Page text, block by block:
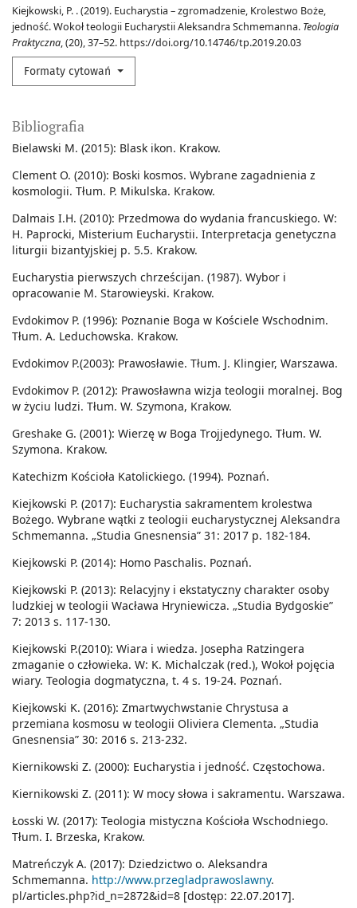
Kiejkowski, P. . (2019). Eucharystia – zgromadzenie, Krolestwo Boże,
jedność. Wokoł teologii Eucharystii Aleksandra Schmemanna. Teologia
Praktyczna, (20), 37–52. https://doi.org/10.14746/tp.2019.20.03
Formaty cytowań
Bibliografia
Bielawski M. (2015): Blask ikon. Krakow.
Clement O. (2010): Boski kosmos. Wybrane zagadnienia z
kosmologii. Tłum. P. Mikulska. Krakow.
Dalmais I.H. (2010): Przedmowa do wydania francuskiego. W:
H. Paprocki, Misterium Eucharystii. Interpretacja genetyczna
liturgii bizantyjskiej p. 5.5. Krakow.
Eucharystia pierwszych chrześcijan. (1987). Wybor i
opracowanie M. Starowieyski. Krakow.
Evdokimov P. (1996): Poznanie Boga w Kościele Wschodnim.
Tłum. A. Leduchowska. Krakow.
Evdokimov P.(2003): Prawosławie. Tłum. J. Klingier, Warszawa.
Evdokimov P. (2012): Prawosławna wizja teologii moralnej. Bog
w życiu ludzi. Tłum. W. Szymona, Krakow.
Greshake G. (2001): Wierzę w Boga Trojjedynego. Tłum. W.
Szymona. Krakow.
Katechizm Kościoła Katolickiego. (1994). Poznań.
Kiejkowski P. (2017): Eucharystia sakramentem krolestwa
Bożego. Wybrane wątki z teologii eucharystycznej Aleksandra
Schmemanna. „Studia Gnesnensia” 31: 2017 p. 182-184.
Kiejkowski P. (2014): Homo Paschalis. Poznań.
Kiejkowski P. (2013): Relacyjny i ekstatyczny charakter osoby
ludzkiej w teologii Wacława Hryniewicza. „Studia Bydgoskie”
7: 2013 s. 117-130.
Kiejkowski P.(2010): Wiara i wiedza. Josepha Ratzingera
zmaganie o człowieka. W: K. Michalczak (red.), Wokoł pojęcia
wiary. Teologia dogmatyczna, t. 4 s. 19-24. Poznań.
Kiejkowski K. (2016): Zmartwychwstanie Chrystusa a
przemiana kosmosu w teologii Oliviera Clementa. „Studia
Gnesnensia” 30: 2016 s. 213-232.
Kiernikowski Z. (2000): Eucharystia i jedność. Częstochowa.
Kiernikowski Z. (2011): W mocy słowa i sakramentu. Warszawa.
Łosski W. (2017): Teologia mistyczna Kościoła Wschodniego.
Tłum. I. Brzeska, Krakow.
Matreńczyk A. (2017): Dziedzictwo o. Aleksandra
Schmemanna. http://www.przegladprawoslawny.
pl/articles.php?id_n=2872&id=8 [dostęp: 22.07.2017].